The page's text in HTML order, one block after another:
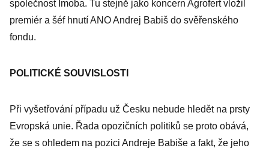
společnost Imoba. Tu stejně jako koncern Agrofert vložil
premiér a šéf hnutí ANO Andrej Babiš do svěřenského
fondu.
POLITICKÉ SOUVISLOSTI
Při vyšetřování případu už Česku nebude hledět na prsty
Evropská unie. Řada opozičních politiků se proto obává,
že se s ohledem na pozici Andreje Babiše a fakt, že jeho